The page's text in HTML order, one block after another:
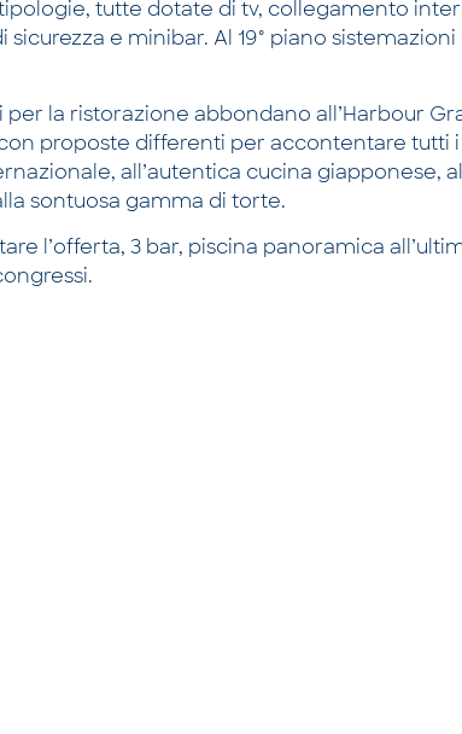
tutte dotate di tv, collegamento
sicurezza e minibar. Al 19° piano
per la ristorazione abbondano all’Harbour
proposte differenti per accontentare tutti
all’autentica cucina giapponese,
sontuosa gamma di torte.
l’offerta, 3 bar, piscina panoramica